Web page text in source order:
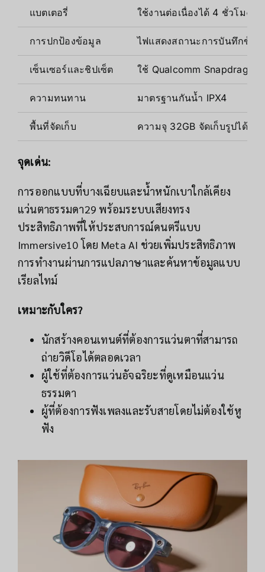
แบตเตอรี่ ใช้งานต่อเนื่องได้ 4 ชั่วโมง,
การปกป้องข้อมูล ไฟแสดงสถานะการบันทึกข้อมู
เซ็นเซอร์และชิปเซ็ต ใช้ Qualcomm
ความทนทาน มาตรฐานกันน้ำ IPX4
พื้นที่จัดเก็บ ความจุ 32GB จัดเก็บรูปได้
จุดเด่น:
การออกแบบที่บางเฉียบและน้ำหนักเบาใกล้เคียง
แว่นตาธรรมดา29 พร้อมระบบเสียงทรง
ประสิทธิภาพที่ให้ประสบการณ์ดนตรีแบบ
Immersive10 โดย Meta AI ช่วยเพิ่มประสิทธิภาพ
การทำงานผ่านการแปลภาษาและค้นหาข้อมูลแบบ
เรียลไทม์
เหมาะกับใคร?
นักสร้างคอนเทนต์ที่ต้องการแว่นตาที่สามารถ
ถ่ายวิดีโอได้ตลอดเวลา
ผู้ใช้ที่ต้องการแว่นอัจฉริยะที่ดูเหมือนแว่น
ธรรมดา
ผู้ที่ต้องการฟังเพลงและรับสายโดยไม่ต้องใช้หู
ฟัง